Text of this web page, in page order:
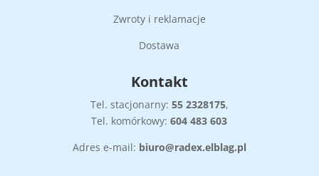
Zwroty i reklamacje
Dostawa
Kontakt
Tel. stacjonarny: 55 2328175,
Tel. komórkowy:604 483 603
Adres e-mail: biuro@radex.elblag.pl